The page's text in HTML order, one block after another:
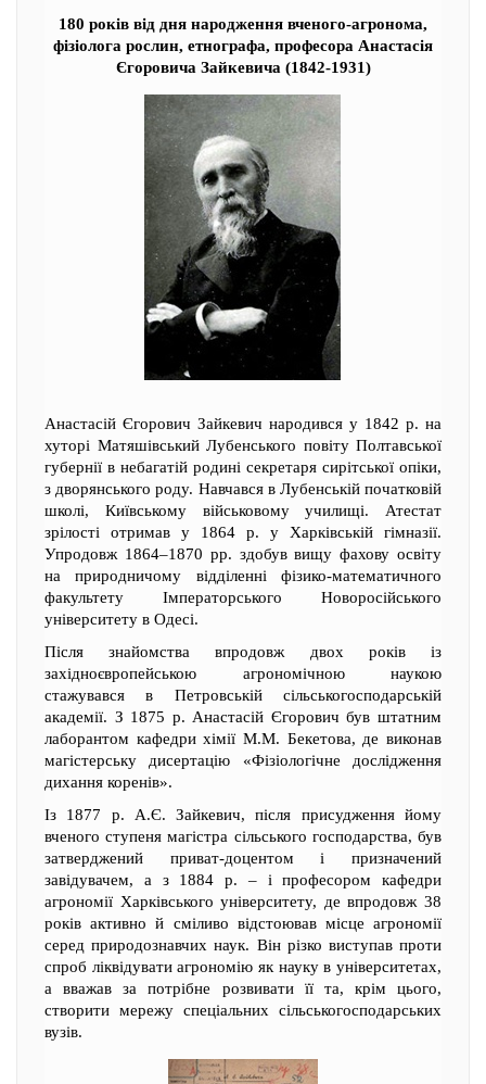
180 років від дня народження вченого-агронома,
фізіолога рослин, етнографа, професора Анастасія
Єгоровича Зайкевича (1842-1931)
Анастасій Єгорович Зайкевич народився у 1842 р. на
хуторі Матяшівський Лубенського повіту Полтавської
губернії в небагатій родині секретаря сирітської опіки,
з дворянського роду. Навчався в Лубенській початковій
школі, Київському військовому училищі. Атестат
зрілості отримав у 1864 р. у Харківській гімназії.
Упродовж 1864–1870 рр. здобув вищу фахову освіту
на природничому відділенні фізико-математичного
факультету Імператорського Новоросійського
університету в Одесі.
Після знайомства впродовж двох років із
західноєвропейською агрономічною наукою
стажувався в Петровській сільськогосподарській
академії. З 1875 р. Анастасій Єгорович був штатним
лаборантом кафедри хімії М.М. Бекетова, де виконав
магістерську дисертацію «Фізіологічне дослідження
дихання коренів».
Із 1877 р. А.Є. Зайкевич, після присудження йому
вченого ступеня магістра сільського господарства, був
затверджений приват-доцентом і призначений
завідувачем, а з 1884 р. – і професором кафедри
агрономії Харківського університету, де впродовж 38
років активно й сміливо відстоював місце агрономії
серед природознавчих наук. Він різко виступав проти
спроб ліквідувати агрономію як науку в університетах,
а вважав за потрібне розвивати її та, крім цього,
створити мережу спеціальних сільськогосподарських
вузів.